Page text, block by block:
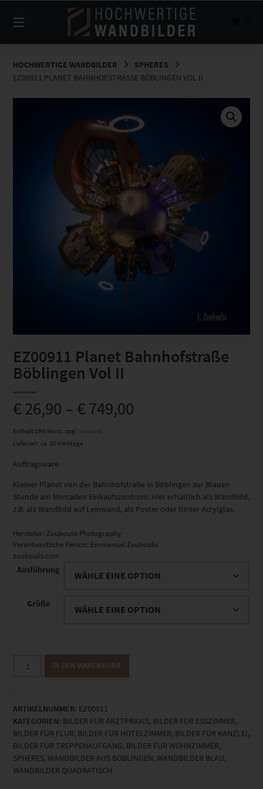
zum
Inhalt
HOCHWERTIGE WANDBILDER
SPHERES
EZ00911 PLANET BAHNHOFSTRASSE BÖBLINGEN VOL II
EZ00911 Planet Bahnhofstraße
Böblingen Vol II
€26,90 – €749,00
Enthält 19% Mwst. zzgl. Versand
Lieferzeit: ca. 10 Werktage
Auftragsware
Kleiner Planet von der Bahnhofstraße in Böblingen zur Blauen
Stunde am Mercaden Einkaufszentrum. Hier erhältlich als Wandbild,
z.B. als Wandbild auf Leinwand, als Poster oder hinter Acrylglas.
Hersteller: Zouboulis Photography
Verantwortliche Person: Emmanuel Zouboulis
zouboulis.com
Ausführung
Größe
Planet
Vol
II
Menge
IN DEN WARENKORB
ARTIKELNUMMER: EZ00911
KATEGORIEN: BILDER FÜR ARZTPRAXIS, BILDER FÜR ESSZIMMER,
BILDER FÜR FLUR, BILDER FÜR HOTELZIMMER, BILDER FÜR KANZLEI,
BILDER FÜR TREPPENAUFGANG, BILDER FÜR WOHNZIMMER,
SPHERES, WANDBILDER AUS BÖBLINGEN, WANDBILDER BLAU,
WANDBILDER QUADRATISCH